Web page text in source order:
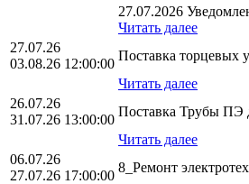
27.07.2026
Читать далее
27.07.26
03.08.26 12:00:00
Поставка
Читать далее
26.07.26
31.07.26 13:00:00
Поставка Трубы
Читать далее
06.07.26
27.07.26 17:00:00
8_Ремонт